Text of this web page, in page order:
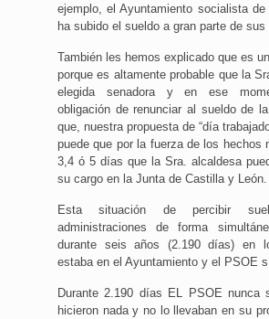
ejemplo, el Ayuntamiento socialista
ha subido el sueldo a gran parte de sus
También les hemos explicado que es
porque es altamente probable que la
elegida senadora y en ese
obligación de renunciar al sueldo de
que, nuestra propuesta de “día
puede que por la fuerza de los hechos
3,4 ó 5 días que la Sra. alcaldesa
su cargo en la Junta de Castilla y León.
Esta situación de percibir
administraciones de forma
durante seis años (2.190 días) en
estaba en el Ayuntamiento y el PSOE
Durante 2.190 días EL PSOE nunca
hicieron nada y no lo llevaban en su